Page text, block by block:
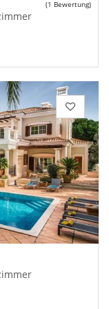
(1 Bewertung)